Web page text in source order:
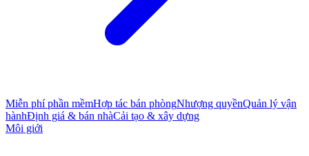
Miễn phí phần mềmHợp tác bán phòngNhượng quyềnQuản lý vận
hànhĐịnh giá & bán nhàCải tạo & xây dựng
Môi giới